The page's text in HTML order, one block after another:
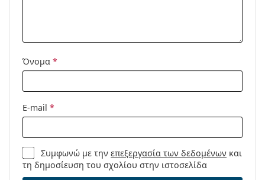
Τύπος:
Ανδρικά
Κατηγορία:
Προϊόντος /
Όνομα *
E-mail *
Συμφωνώ με τηνεπεξεργασία των δεδομένων και
τη δημοσίευση του σχολίου στην ιστοσελίδα